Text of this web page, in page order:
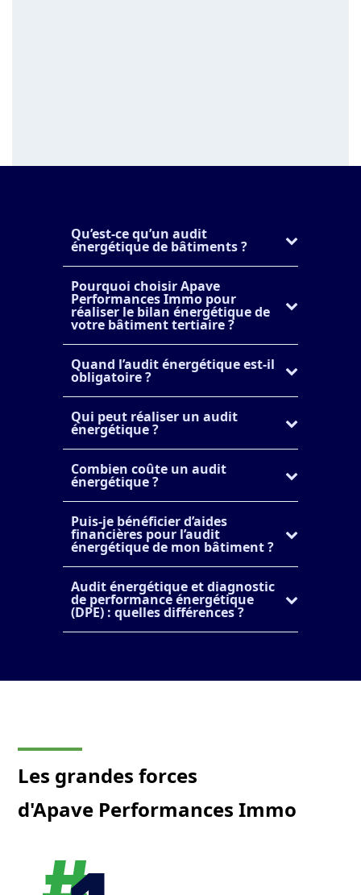
Qu’est-ce qu’un audit
énergétique de bâtiments ?
Pourquoi choisir Apave
Performances Immo pour
réaliser le bilan énergétique de
votre bâtiment tertiaire ?
Quand l’audit énergétique est-il
obligatoire ?
Qui peut réaliser un audit
énergétique ?
Combien coûte un audit
énergétique ?
Puis-je bénéficier d’aides
financières pour l’audit
énergétique de mon bâtiment ?
Audit énergétique et diagnostic
de performance énergétique
(DPE) : quelles différences ?
Les grandes forces
d'Apave Performances Immo